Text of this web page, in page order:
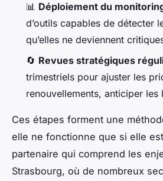
📊 Déploiement du
d’outils capables de détecter
qu’elles ne deviennent
🔄 Revues stratégiques
trimestriels pour ajuster les
renouvellements, anticiper les
Ces étapes forment une
elle ne fonctionne que si elle
partenaire qui comprend les
Strasbourg, où de nombreux